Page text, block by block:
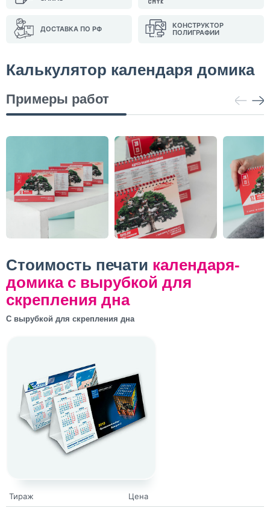
ДОСТАВКА ПО РФ
КОНСТРУКТОР
ПОЛИГРАФИИ
Калькулятор календаря домика
Примеры работ
Стоимость печати календаря-
домика с вырубкой для
скрепления дна
С вырубкой для скрепления дна
Тираж Цена